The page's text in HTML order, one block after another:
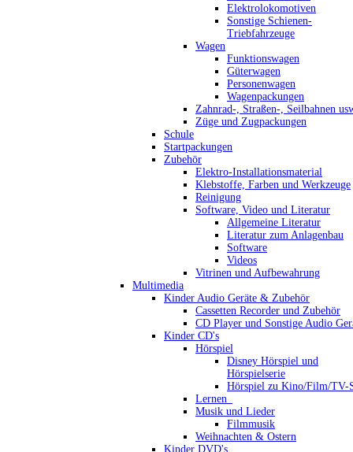
Elektrolokomotiven
Sonstige Schienen-
Triebfahrzeuge
Wagen
Funktionswagen
Güterwagen
Personenwagen
Wagenpackungen
Zahnrad-, Straßen-, Seilbahnen
Züge und Zugpackungen
Schule
Startpackungen
Zubehör
Elektro-Installationsmaterial
Klebstoffe, Farben und Werkzeuge
Reinigung
Software, Video und Literatur
Allgemeine Literatur
Literatur zum Anlagenbau
Software
Videos
Vitrinen und Aufbewahrung
Multimedia
Kinder Audio Geräte & Zubehör
Cassetten Recorder und Zubehör
CD Player und Sonstige Audio
Kinder CD's
Hörspiel
Disney Hörspiel und
Hörspielserie
Hörspiel zu Kino/Film/TV-
Lernen_
Musik und Lieder
Filmmusik
Weihnachten & Ostern
Kinder DVD's